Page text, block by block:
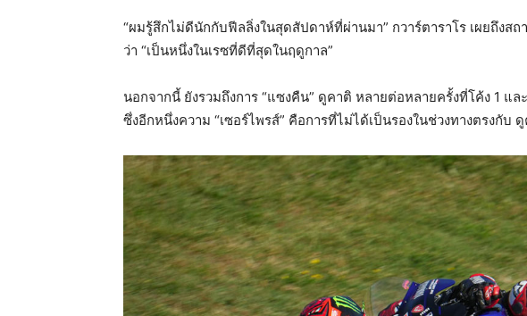
“ผมรู้สึกไม่ดีนักกับฟีลลิ่งในสุดสัปดาห์ที่ผ่านมา” กวาร์ตาราโร เผยถึงส
ว่า “เป็นหนึ่งในเรซที่ดีที่สุดในฤดูกาล”
นอกจากนี้ ยังรวมถึงการ “แซงคืน” ดูคาติ หลายต่อหลายครั้งที่โค้ง 1 แล
ซึ่งอีกหนึ่งความ “เซอร์ไพรส์” คือการที่ไม่ได้เป็นรองในช่วงทางตรงกับ